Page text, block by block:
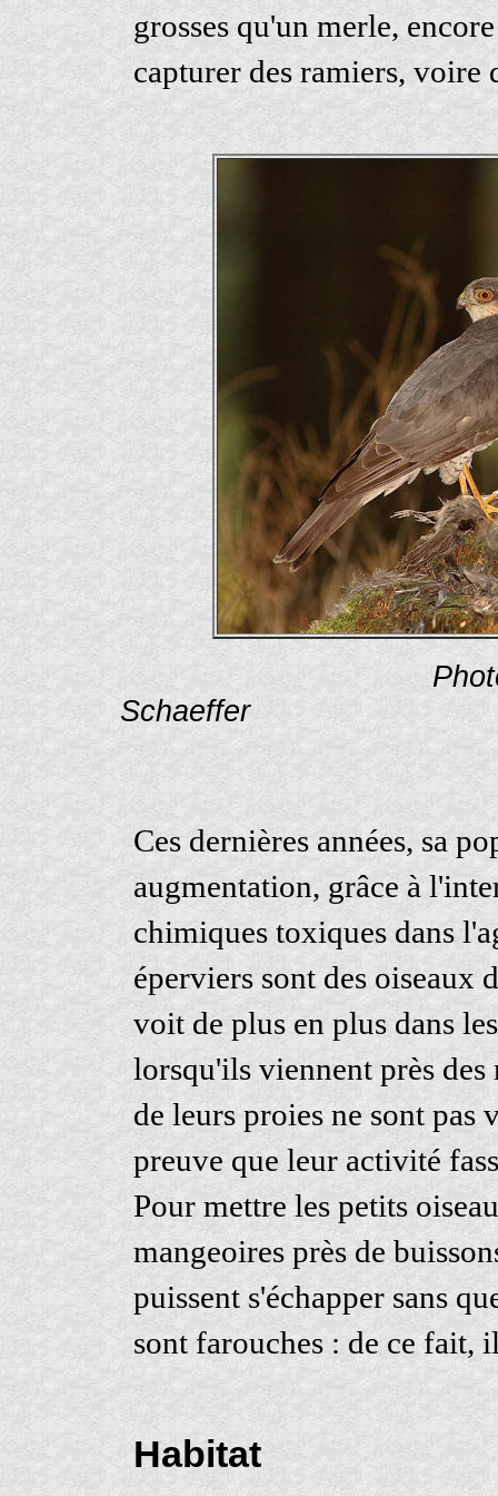
grosses qu'un merle,
capturer des ramiers, voire
Ces dernières années, sa
augmentation, grâce à
chimiques toxiques dans
éperviers sont des oiseaux
voit de plus en plus dans
lorsqu'ils viennent près des
de leurs proies ne sont pas
preuve que leur activité
Pour mettre les petits
mangeoires près de
puissent s'échapper sans
sont farouches : de ce fait,
Habitat